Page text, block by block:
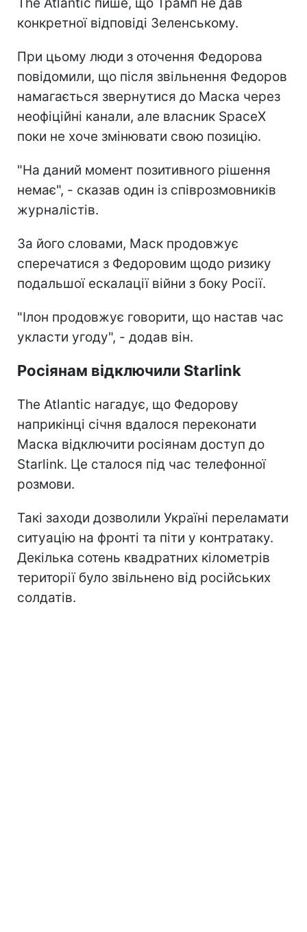
конкретної відповіді Зеленському.
При цьому люди з оточення Федорова
повідомили, що після звільнення Федоров
намагається звернутися до Маска через
неофіційні канали, але власник SpaceX
поки не хоче змінювати свою позицію.
"На даний момент позитивного рішення
немає", - сказав один із співрозмовників
журналістів.
За його словами, Маск продовжує
сперечатися з Федоровим щодо ризику
подальшої ескалації війни з боку Росії.
"Ілон продовжує говорити, що настав час
укласти угоду", - додав він.
Росіянам відключили Starlink
The Atlantic нагадує, що Федорову
наприкінці січня вдалося переконати
Маска відключити росіянам доступ до
Starlink. Це сталося під час телефонної
розмови.
Такі заходи дозволили Україні переламати
ситуацію на фронті та піти у контратаку.
Декілька сотень квадратних кілометрів
території було звільнено від російських
солдатів.